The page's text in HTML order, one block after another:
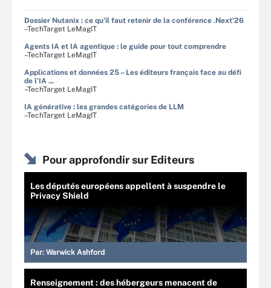
Dossier Nutanix : ce qu'il faut retenir de la conférence .Next'26
–TechTarget LeMagIT
Agents IA et IA agentique : le guide pour tout comprendre
–TechTarget LeMagIT
Applications et données 25 – Les éditeurs français face au défi
de l'IA ...
–TechTarget LeMagIT
IA générative : les grandes catégories de LLM
–TechTarget LeMagIT
Pour approfondir sur Editeurs
Les députés européens appellent à suspendre le
Privacy Shield
Par: Warwick Ashford
Renseignement : des hébergeurs menacent de